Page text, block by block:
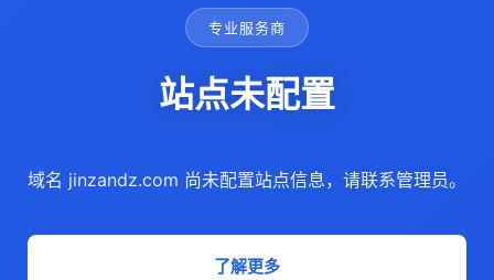
专业服务商
站点未配置
域名 jinzandz.com 尚未配置站点信息，请联系管理员。
了解更多